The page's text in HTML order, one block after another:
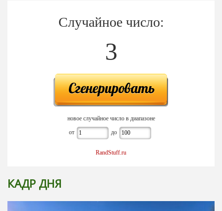
Случайное число:
3
новое случайное число в диапазоне
от до
RandStuff.ru
КАДР ДНЯ